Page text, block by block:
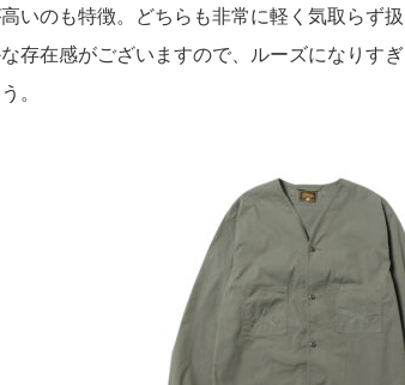
いのも特徴。どちらも非常に軽く気取らず扱
存在感がございますので、ルーズになりすぎ
。